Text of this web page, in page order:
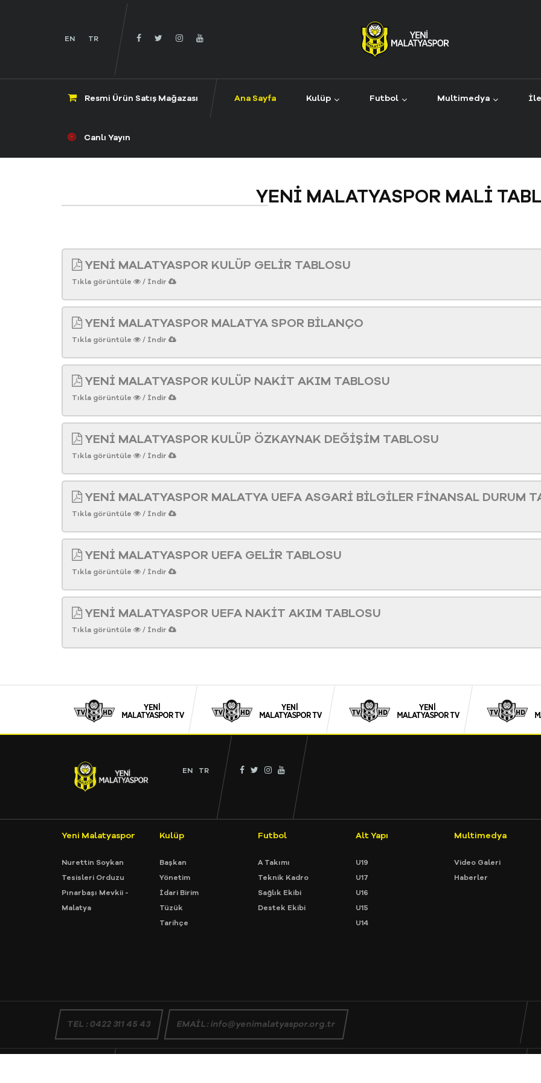
EN TR
Resmi Ürün Satış Mağazası Ana Sayfa Kulüp Futbol Multimedya
Canlı Yayın
YENİ MALATYASPOR MALİ
YENİ MALATYASPOR KULÜP GELİR TABLOSU
Tıkla görüntüle / İndir
YENİ MALATYASPOR MALATYA SPOR BİLANÇO
Tıkla görüntüle / İndir
YENİ MALATYASPOR KULÜP NAKİT AKIM TABLOSU
Tıkla görüntüle / İndir
YENİ MALATYASPOR KULÜP ÖZKAYNAK DEĞİŞİM TABLOSU
Tıkla görüntüle / İndir
YENİ MALATYASPOR MALATYA UEFA ASGARİ BİLGİLER FİNANSAL DURUM
Tıkla görüntüle / İndir
YENİ MALATYASPOR UEFA GELİR TABLOSU
Tıkla görüntüle / İndir
YENİ MALATYASPOR UEFA NAKİT AKIM TABLOSU
Tıkla görüntüle / İndir
EN TR
Yeni Malatyaspor
Nurettin Soykan
Tesisleri Orduzu
Pınarbaşı Mevkii -
Malatya
Kulüp
Başkan
Yönetim
İdari Birim
Tüzük
Tarihçe
Futbol
A Takımı
Teknik Kadro
Sağlık Ekibi
Destek Ekibi
Alt Yapı
U19
U17
U16
U15
U14
Multimedya
Video Galeri
Haberler
TEL : 0422 311 45 43 EMAİL:info@yenimalatyaspor.org.tr